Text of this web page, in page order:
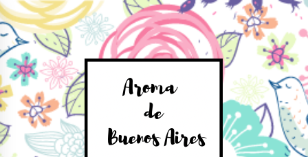
コ
ン
テ
ン
ツ
へ
ス
キ